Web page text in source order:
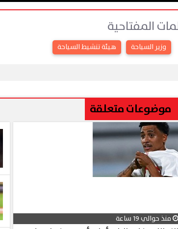
المفتاحية
وزير السياحة هيئة تنشيط السياحة
موضوعات متعلقة
منذ حوالي 19 ساعة